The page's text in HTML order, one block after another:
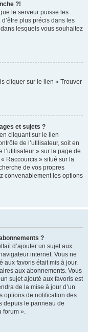
?!
le serveur puisse les
plus précis dans les
lesquels vous souhaitez
cliquer sur le lien « Trouver
et sujets ?
cliquant sur le lien
de l’utilisateur, soit en
» sur la page de
Raccourcis » situé sur la
de vos propres
convenablement les options
?
d’ajouter un sujet aux
internet. Vous ne
aux favoris était mis à jour.
aux abonnements. Vous
sujet ajouté aux favoris est
de la mise à jour d’un
options de notification des
depuis le panneau de
forum ».